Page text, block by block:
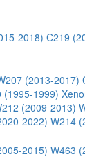
2018) C219
(2013-2017)
(1995-1999)
(2009-2013)
2022) W214
2015) W463